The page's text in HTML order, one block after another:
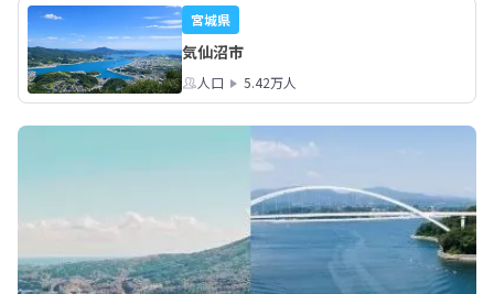
宮城県
気仙沼市
人口 5.42万人